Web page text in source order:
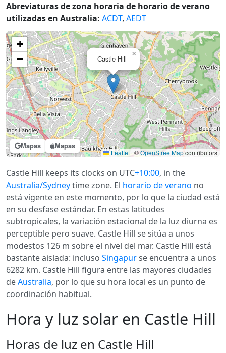
Abreviaturas de zona horaria de horario de verano
utilizadas en Australia: ACDT, AEDT
Mapas Mapas
Castle Hill
×
+
−
Leaflet | ©OpenStreetMapcontributors
Castle Hill keeps its clocks on UTC+10:00, in the
Australia/Sydneytime zone. El horario de verano no
está vigente en este momento, por lo que la ciudad está
en su desfase estándar. En estas latitudes
subtropicales, la variación estacional de la luz diurna es
perceptible pero suave. Castle Hill se sitúa a unos
modestos 126 m sobre el nivel del mar. Castle Hill está
bastante aislada: incluso Singapurse encuentra a unos
6282 km. Castle Hill figura entre las mayores ciudades
deAustralia, por lo que su hora local es un punto de
coordinación habitual.
Hora y luz solar en Castle Hill
Horas de luz en Castle Hill